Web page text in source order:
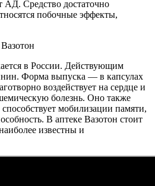
АД. Средство достаточно
побочные эффекты,
в России. Действующим
Форма выпуска — в капсулах
воздействует на сердце и
болезнь. Оно также
мобилизации памяти,
В аптеке Вазотон стоит
известны и